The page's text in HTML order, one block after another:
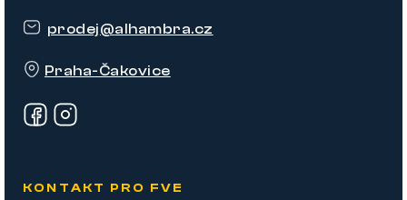
prodej@alhambra.cz
Praha-Čakovice
KONTAKT PRO FVE